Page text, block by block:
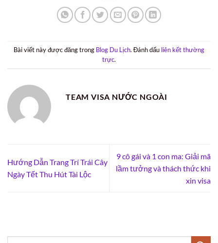
Bài viết này được đăng trong Blog Du Lịch. Đánh dấu liên kết thường
trực.
TEAM VISA NƯỚC NGOÀI
Hướng Dẫn Trang Trí Trái Cây
Ngày Tết Thu Hút Tài Lộc
9 cô gái và 1 con ma: Giải mã
lầm tưởng và thách thức khi
xin visa